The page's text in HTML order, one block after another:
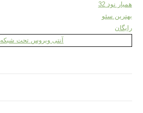
همیار نود 32
بهترین سئو
رایگان
آنتی ویروس تحت شبکه